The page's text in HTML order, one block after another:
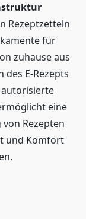
Rezeptzetteln
für
zuhause aus
E-Rezepts
eine
Rezepten
und Komfort